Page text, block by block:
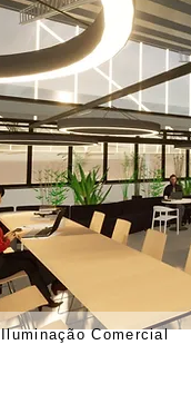
Iluminação Comercial